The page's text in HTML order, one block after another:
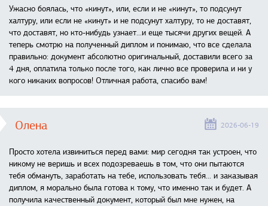
Ужасно боялась, что «кинут», или, если и не «кинут», то подсунут
халтуру, или если не «кинут» и не подсунут халтуру, то не доставят,
что доставят, но кто-нибудь узнает...и еще тысячи других вещей. А
теперь смотрю на полученный диплом и понимаю, что все сделала
правильно: документ абсолютно оригинальный, доставили всего за
4 дня, оплатила только после того, как лично все проверила и ни у
кого никаких вопросов! Отличная работа, спасибо вам!
Олена 2026-06-19
Просто хотела извиниться перед вами: мир сегодня так устроен, что
никому не веришь и всех подозреваешь в том, что они пытаются
тебя обмануть, заработать на тебе, использовать тебя... и заказывая
диплом, я морально была готова к тому, что именно так и будет. А
получила качественный документ, который был мне нужен, на